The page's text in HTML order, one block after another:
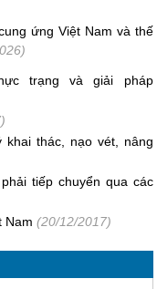
ứng Việt Nam và thế
trạng và giải pháp
thác, nạo vét, nâng
tiếp chuyển qua các
Nam (20/12/2017)